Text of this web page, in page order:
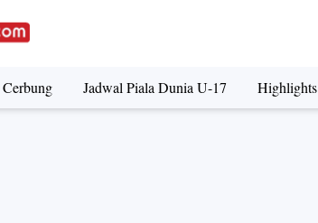
Cerbung Jadwal Piala Dunia U-17 Highlights
Mahfud MD